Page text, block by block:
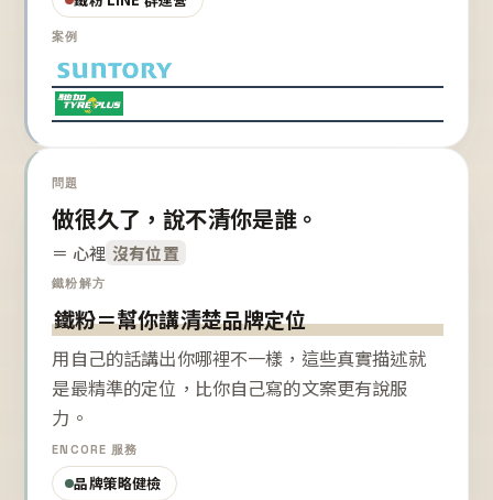
案例
問題
做很久了，說不清你是誰。
＝ 心裡 沒有位置
鐵粉解方
鐵粉＝幫你講清楚品牌定位
用自己的話講出你哪裡不一樣，這些真實描述就
是最精準的定位，比你自己寫的文案更有說服
力。
ENCORE 服務
品牌策略健檢